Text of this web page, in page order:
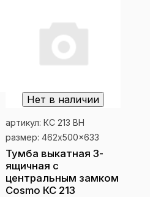
Нет в наличии
артикул: КС 213 ВН
размер: 462x500x633
Тумба выкатная 3-
ящичная с
центральным замком
Cosmo КС 213